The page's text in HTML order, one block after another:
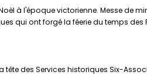
à l'époque victorienne. Messe de
qui ont forgé la féerie du temps des
des Services historiques Six-